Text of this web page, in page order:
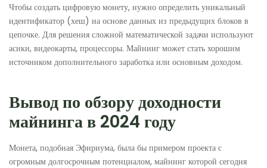
Чтобы создать цифровую монету, нужно определить уникальный
идентификатор (хеш) на основе данных из предыдущих блоков в
цепочке. Для решения сложной математической задачи используют
асики, видеокарты, процессоры. Майнинг может стать хорошим
источником дополнительного заработка или основным доходом.
Вывод по обзору доходности
майнинга в 2024 году
Монета, подобная Эфириума, была бы примером проекта с
огромным долгосрочным потенциалом, майнинг которой сегодня